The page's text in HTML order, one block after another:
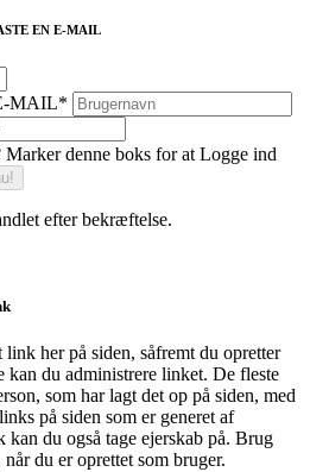
EN E-MAIL
MAIL*
Marker denne boks for at Logge ind
efter bekræftelse.
her på siden, såfremt du opretter
kan du administrere linket. De fleste
som har lagt det op på siden, med
på siden som er generet af
du også tage ejerskab på. Brug
du er oprettet som bruger.